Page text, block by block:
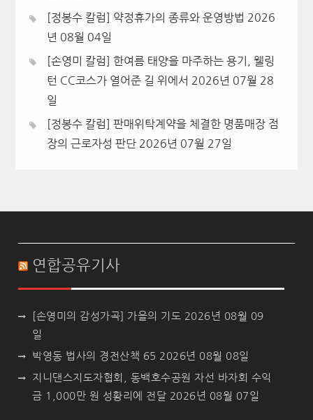
[정봉수 칼럼] 약정휴가의 종류와 운영방법 2026
년 08월 04일
[손영미 칼럼] 한여름 태양을 마주하는 용기, 웰링
턴 CC코스가 열어준 길 위에서 2026년 07월 28
일
[정봉수 칼럼] 판매위탁계약을 체결한 명품매장 점
장의 근로자성 판단 2026년 07월 27일
연합공유기사
[손영미의 감성가곡] 가을의 기도 2026년 08월 09
일
박영동 법사의 경전산책 65 2026년 08월 08일
지니댄스지도자협회, 동백호수공원 자선 바자회 수익
금 1,000만 원 성황리에 전달 2026년 08월 07일